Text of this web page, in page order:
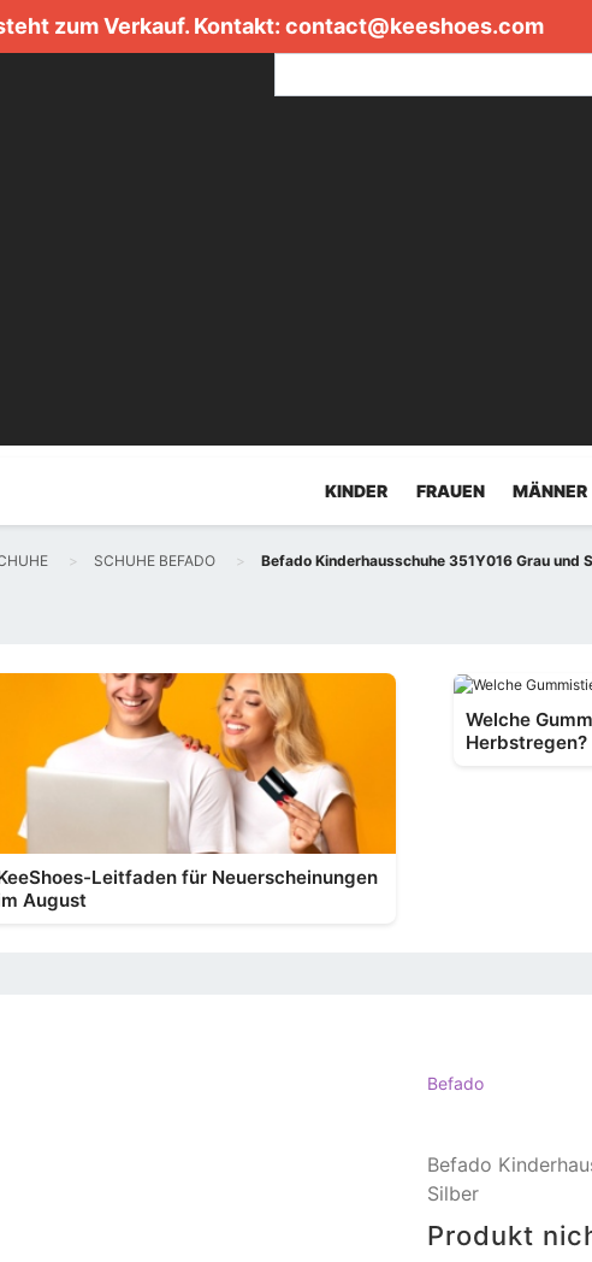
zum Verkauf. Kontakt: contact@keeshoes.com
KINDER FRAUEN MÄNNER
SCHUHE BEFADO Befado Kinderhausschuhe 351Y016 Grau und
Leitfaden für Neuerscheinungen
August
Welche
Herbstregen?
Befado
Befado
Silber
Produkt